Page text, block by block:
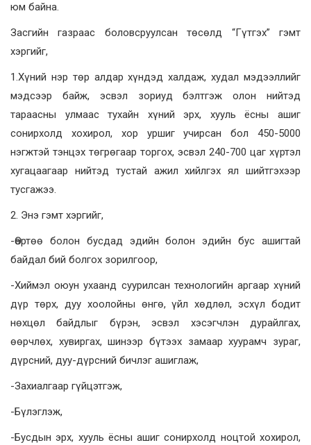
юм байна.
Засгийн газраас боловсруулсан төсөлд “Гүтгэх” гэмт
хэргийг,
1.Хүний нэр төр алдар хүндэд халдаж, худал мэдээллийг
мэдсээр байж, эсвэл зориуд бэлтгэж олон нийтэд
тараасны улмаас тухайн хүний эрх, хууль ёсны ашиг
сонирхолд хохирол, хор уршиг учирсан бол 450-5000
нэгжтэй тэнцэх төгрөгаар торгох, эсвэл 240-700 цаг хүртэл
хугацаагаар нийтэд тустай ажил хийлгэх ял шийтгэхээр
тусгажээ.
2. Энэ гэмт хэргийг,
-Өөртөө болон бусдад эдийн болон эдийн бус ашигтай
байдал бий болгох зорилгоор,
-Хиймэл оюун ухаанд суурилсан технологийн аргаар хүний
дүр төрх, дуу хоолойны өнгө, үйл хөдлөл, эсхүл бодит
нөхцөл байдлыг бүрэн, эсвэл хэсэгчлэн дурайлгах,
өөрчлөх, хувиргах, шинээр бүтээх замаар хуурамч зураг,
дүрсний, дуу-дүрсний бичлэг ашиглаж,
-Захиалгаар гүйцэтгэж,
-Бүлэглэж,
-Бусдын эрх, хууль ёсны ашиг сонирхолд ноцтой хохирол,